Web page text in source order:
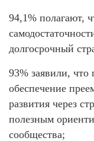
94,1% полагают,
долгосрочный
93% заявили,
обеспечение
развития через
полезным
сообщества;